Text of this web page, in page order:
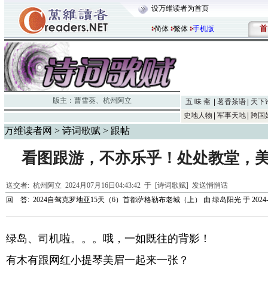
设万维读者为首页
简体 繁体 手机版 首
版主： 曹雪葵、 杭州阿立 五 味 斋 茗香茶语
天下
史地人物
军事天地 跨国
万维读者网 > 诗词歌赋 > 跟帖
看图跟游，不亦乐乎！处处教堂，
送交者: 杭州阿立 2024月07月16日04:43:42 于 [诗词歌赋] 发送悄悄话
回 答: 2024自驾克罗地亚15天（6）首都萨格勒布老城（上） 由 绿岛阳光 于
绿岛、司机啦。。。哦，一如既往的背影！
有木有跟网红小提琴美眉一起来一张？